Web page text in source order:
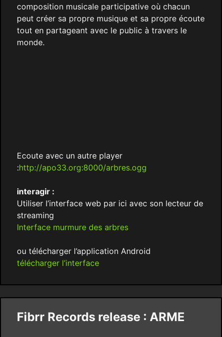
composition musicale participative où chacun
peut créer sa propre musique et sa propre écoute
tout en partageant avec le public à travers le
monde.
Ecoute avec un autre player
:http://apo33.org:8000/arbres.ogg
interagir :
Utiliser l’interface web par ici avec son lecteur de
streaming
Interface murmure des arbres
ou télécharger l’application Android
télécharger l’interface
Fibrr Records release : ARME